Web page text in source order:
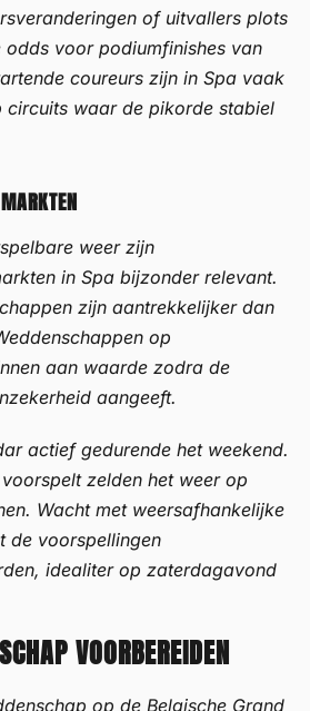
of uitvallers plots
odds voor podiumfinishes van
coureurs zijn in Spa vaak
circuits waar de pikorde stabiel
weer zijn
in Spa bijzonder relevant.
zijn aantrekkelijker dan
op
aan waarde zodra de
aangeeft.
actief gedurende het weekend.
zelden het weer op
Wacht met weersafhankelijke
de voorspellingen
idealiter op zaterdagavond
VOORBEREIDEN
op de Belgische Grand